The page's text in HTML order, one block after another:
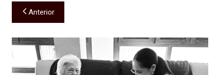
Navegación
de
entradas
Anterior